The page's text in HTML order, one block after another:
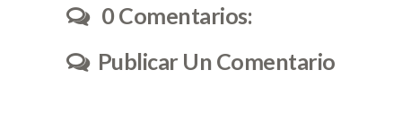
0 Comentarios:
Publicar Un Comentario